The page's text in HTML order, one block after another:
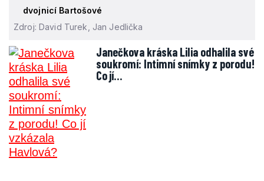
dvojnicí Bartošové
Zdroj: David Turek, Jan Jedlička
Janečkova kráska Lilia odhalila své
soukromí: Intimní snímky z porodu!
Co jí…